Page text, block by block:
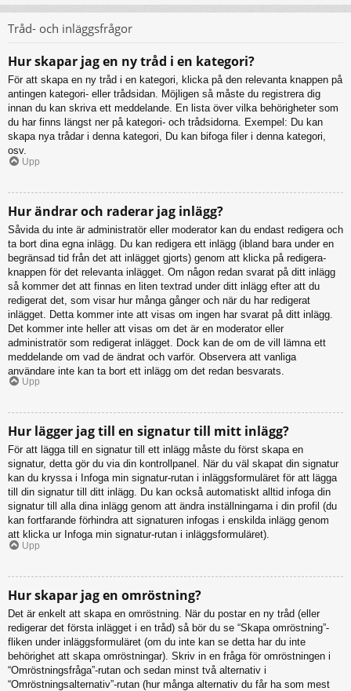
Tråd- och inläggsfrågor
Hur skapar jag en ny tråd i en kategori?
För att skapa en ny tråd i en kategori, klicka på den relevanta knappen på
antingen kategori- eller trådsidan. Möjligen så måste du registrera dig
innan du kan skriva ett meddelande. En lista över vilka behörigheter som
du har finns längst ner på kategori- och trådsidorna. Exempel: Du kan
skapa nya trådar i denna kategori, Du kan bifoga filer i denna kategori,
osv.
Upp
Hur ändrar och raderar jag inlägg?
Såvida du inte är administratör eller moderator kan du endast redigera och
ta bort dina egna inlägg. Du kan redigera ett inlägg (ibland bara under en
begränsad tid från det att inlägget gjorts) genom att klicka på redigera-
knappen för det relevanta inlägget. Om någon redan svarat på ditt inlägg
så kommer det att finnas en liten textrad under ditt inlägg efter att du
redigerat det, som visar hur många gånger och när du har redigerat
inlägget. Detta kommer inte att visas om ingen har svarat på ditt inlägg.
Det kommer inte heller att visas om det är en moderator eller
administratör som redigerat inlägget. Dock kan de om de vill lämna ett
meddelande om vad de ändrat och varför. Observera att vanliga
användare inte kan ta bort ett inlägg om det redan besvarats.
Upp
Hur lägger jag till en signatur till mitt inlägg?
För att lägga till en signatur till ett inlägg måste du först skapa en
signatur, detta gör du via din kontrollpanel. När du väl skapat din signatur
kan du kryssa i Infoga min signatur-rutan i inläggsformuläret för att lägga
till din signatur till ditt inlägg. Du kan också automatiskt alltid infoga din
signatur till alla dina inlägg genom att ändra inställningarna i din profil (du
kan fortfarande förhindra att signaturen infogas i enskilda inlägg genom
att klicka ur Infoga min signatur-rutan i inläggsformuläret).
Upp
Hur skapar jag en omröstning?
Det är enkelt att skapa en omröstning. När du postar en ny tråd (eller
redigerar det första inlägget i en tråd) så bör du se “Skapa omröstning”-
fliken under inläggsformuläret (om du inte kan se detta har du inte
behörighet att skapa omröstningar). Skriv in en fråga för omröstningen i
“Omröstningsfråga”-rutan och sedan minst två alternativ i
“Omröstningsalternativ”-rutan (hur många alternativ du får ha som mest